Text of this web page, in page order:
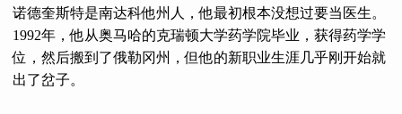
诺德奎斯特是南达科他州人，他最初根本没想过要当医生。
1992年，他从奥马哈的克瑞顿大学药学院毕业，获得药学学
位，然后搬到了俄勒冈州，但他的新职业生涯几乎刚开始就
出了岔子。